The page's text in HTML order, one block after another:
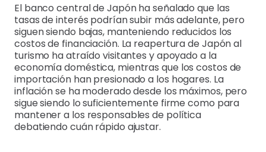
El banco central de Japón ha señalado que las
tasas de interés podrían subir más adelante, pero
siguen siendo bajas, manteniendo reducidos los
costos de financiación. La reapertura de Japón al
turismo ha atraído visitantes y apoyado a la
economía doméstica, mientras que los costos de
importación han presionado a los hogares. La
inflación se ha moderado desde los máximos, pero
sigue siendo lo suficientemente firme como para
mantener a los responsables de política
debatiendo cuán rápido ajustar.